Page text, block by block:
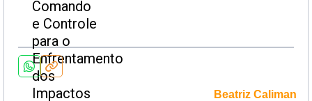
Beatriz Caliman